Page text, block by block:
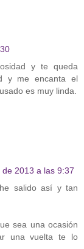
y te queda
y me encanta el
es muy linda.
de 2013 a las 9:37
salido así y tan
sea una ocasión
una vuelta te lo